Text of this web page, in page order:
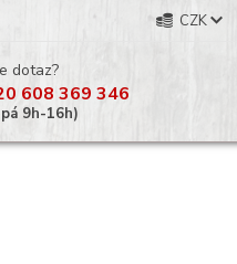
CZK
dotaz?
608 369 346
9h-16h)